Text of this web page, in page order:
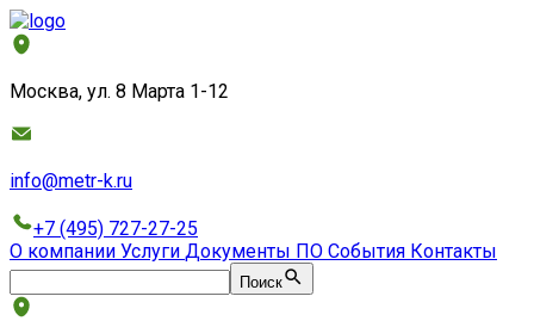
Москва, ул. 8 Марта 1-12
info@metr-k.ru
+7 (495) 727-27-25
О компании Услуги Документы ПО События Контакты
Поиск